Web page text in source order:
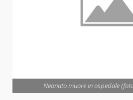
Neonato muore in ospedale